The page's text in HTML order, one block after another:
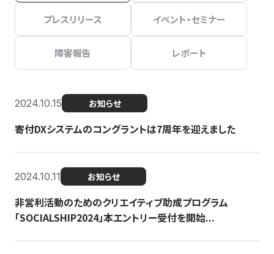
プレスリリース イベント・セミナー
障害報告 レポート
2024.10.15 お知らせ
寄付DXシステムのコングラントは7周年を迎えました
2024.10.11 お知らせ
非営利活動のためのクリエイティブ助成プログラム
「SOCIALSHIP2024」本エントリー受付を開始...